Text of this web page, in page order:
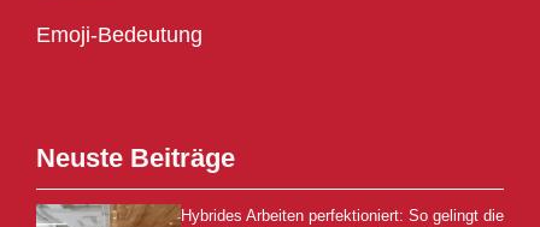
Emoji-Bedeutung
Neuste Beiträge
Hybrides Arbeiten perfektioniert: So gelingt die